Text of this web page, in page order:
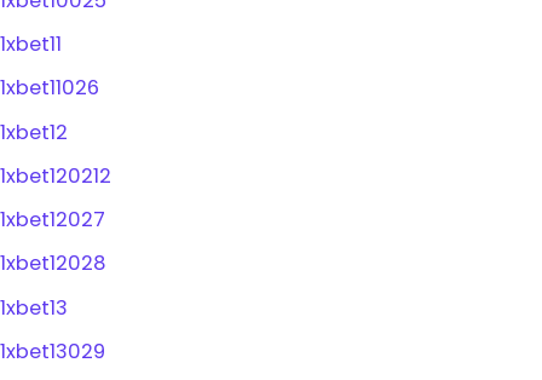
1xbet11
1xbet11026
1xbet12
1xbet120212
1xbet12027
1xbet12028
1xbet13
1xbet13029